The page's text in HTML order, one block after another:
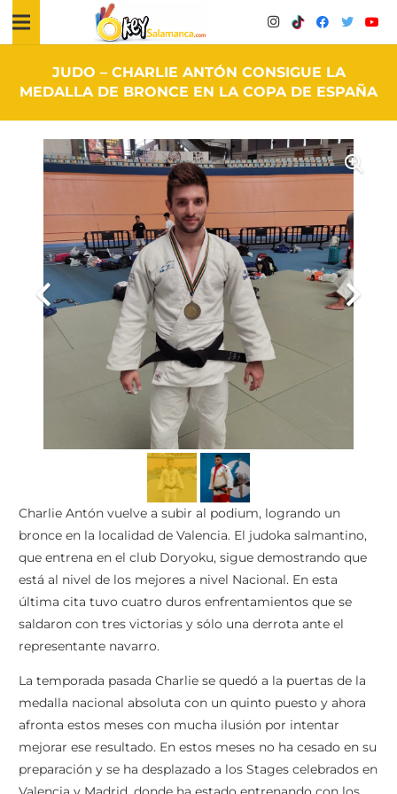
JUDO – CHARLIE ANTÓN CONSIGUE LA
MEDALLA DE BRONCE EN LA COPA DE ESPAÑA
Charlie Antón vuelve a subir al podium, logrando un
bronce en la localidad de Valencia. El judoka salmantino,
que entrena en el club Doryoku, sigue demostrando que
está al nivel de los mejores a nivel Nacional. En esta
última cita tuvo cuatro duros enfrentamientos que se
saldaron con tres victorias y sólo una derrota ante el
representante navarro.
La temporada pasada Charlie se quedó a la puertas de la
medalla nacional absoluta con un quinto puesto y ahora
afronta estos meses con mucha ilusión por intentar
mejorar ese resultado. En estos meses no ha cesado en su
preparación y se ha desplazado a los Stages celebrados en